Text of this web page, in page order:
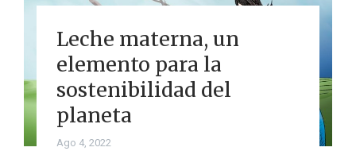
Leche materna, un
elemento para la
sostenibilidad del
planeta
Ago 4, 2022